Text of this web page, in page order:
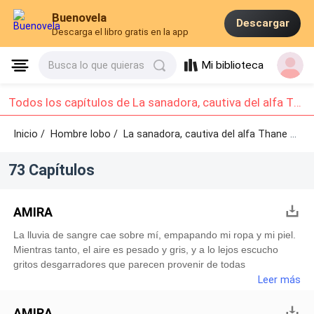
Buenovela
Descarga el libro gratis en la app
Descargar
Busca lo que quieras Mi biblioteca
Todos los capítulos de La sanadora, cautiva del alfa Thane: Capítulo 1 - Capítulo 10
Inicio / Hombre lobo/La sanadora, cautiva del alfa Thane /
73 Capítulos
AMIRA
La lluvia de sangre cae sobre mí, empapando mi ropa y mi piel.
Mientras tanto, el aire es pesado y gris, y a lo lejos escucho
gritos desgarradores que parecen provenir de todas
direcciones. Además, el olor a muerte y devastación es
de horror que me rodea.Al mirar a mi alrededor, veo cuerpos sin
Leer más